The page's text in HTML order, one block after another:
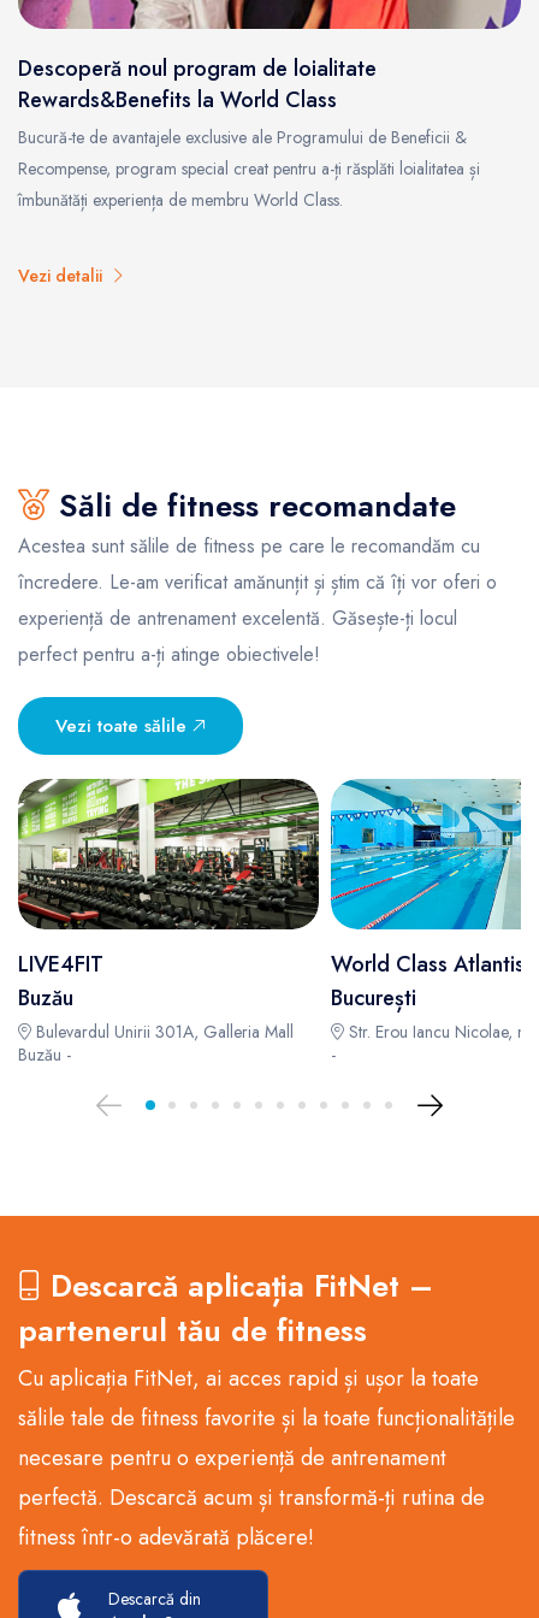
Descoperă noul program de loialitate
Rewards&Benefits la World Class
Bucură-te de avantajele exclusive ale Programului de Beneficii &
Recompense, program special creat pentru a-ți răsplăti loialitatea și
îmbunătăți experiența de membru World Class.
Vezi detalii
Săli de fitness recomandate
Acestea sunt sălile de fitness pe care le recomandăm cu
încredere. Le-am verificat amănunțit și știm că îți vor oferi o
experiență de antrenament excelentă. Găsește-ți locul
perfect pentru a-ți atinge obiectivele!
Vezi toate sălile
LIVE4FIT
Buzău
Bulevardul Unirii 301A, Galleria Mall
Buzău -
World Class Atlantis
București
Str. Erou Iancu Nicolae,
-
Descarcă aplicația FitNet –
partenerul tău de fitness
Cu aplicația FitNet, ai acces rapid și ușor la toate
sălile tale de fitness favorite și la toate funcționalitățile
necesare pentru o experiență de antrenament
perfectă. Descarcă acum și transformă-ți rutina de
fitness într-o adevărată plăcere!
Descarcă din